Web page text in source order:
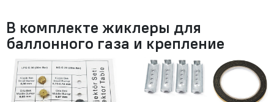
В комплекте жиклеры для
баллонного газа и крепление